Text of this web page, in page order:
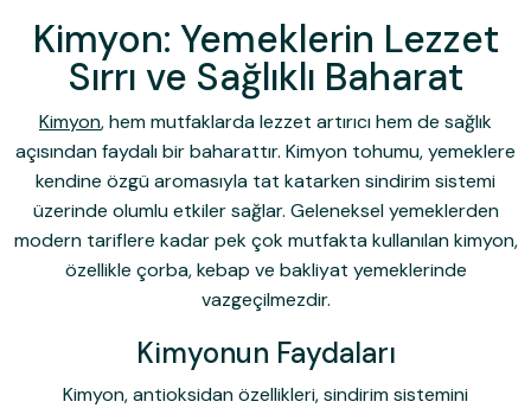
Kimyon: Yemeklerin Lezzet
Sırrı ve Sağlıklı Baharat
Kimyon, hem mutfaklarda lezzet artırıcı hem de sağlık
açısından faydalı bir baharattır. Kimyon tohumu, yemeklere
kendine özgü aromasıyla tat katarken sindirim sistemi
üzerinde olumlu etkiler sağlar. Geleneksel yemeklerden
modern tariflere kadar pek çok mutfakta kullanılan kimyon,
özellikle çorba, kebap ve bakliyat yemeklerinde
vazgeçilmezdir.
Kimyonun Faydaları
Kimyon, antioksidan özellikleri, sindirim sistemini